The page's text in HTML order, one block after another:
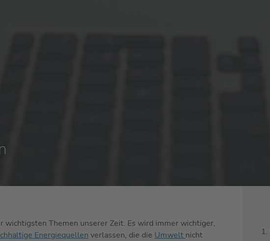
wichtigsten Themen unserer Zeit. Es wird immer wichtiger,
Energiequellen verlassen, die die Umwelt nicht